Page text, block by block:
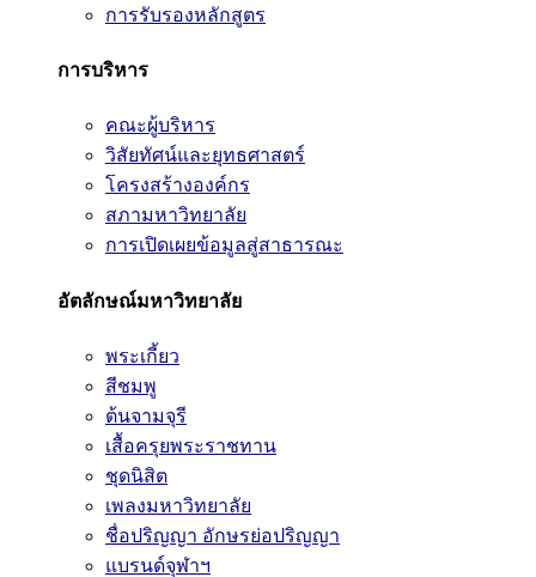
การรับรองหลักสูตร
การบริหาร
คณะผู้บริหาร
วิสัยทัศน์และยุทธศาสตร์
โครงสร้างองค์กร
สภามหาวิทยาลัย
การเปิดเผยข้อมูลสู่สาธารณะ
อัตลักษณ์มหาวิทยาลัย
พระเกี้ยว
สีชมพู
ต้นจามจุรี
เสื้อครุยพระราชทาน
ชุดนิสิต
เพลงมหาวิทยาลัย
ชื่อปริญญา อักษรย่อปริญญา
แบรนด์จุฬาฯ